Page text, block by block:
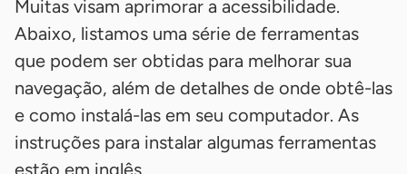
Muitas visam aprimorar a acessibilidade.
Abaixo, listamos uma série de ferramentas
que podem ser obtidas para melhorar sua
navegação, além de detalhes de onde obtê-las
e como instalá-las em seu computador. As
instruções para instalar algumas ferramentas
estão em inglês.